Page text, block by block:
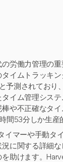
労働力管理の
イムトラッキ
予測されており
イム管理シス
や不正確なタ
間53分しか生産
イマーや手動タ
に関する詳細
助けます。